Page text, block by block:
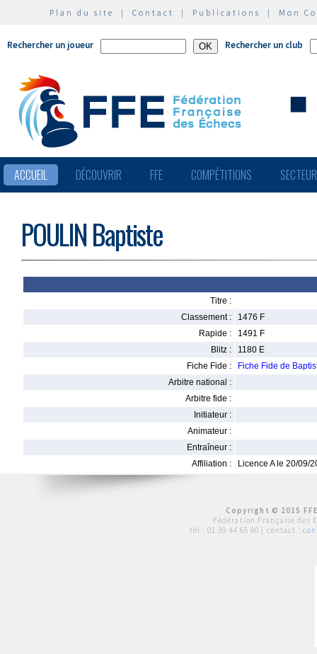
Plan du site | Contact | Publications | Mon
Rechercher un joueur Rechercher un club
ACCUEIL DÉCOUVRIR FFE COMPÉTITIONS
POULIN Baptiste
Titre :
Classement :
1476 F
Rapide :
1491 F
Blitz :
1180 E
Fiche Fide :
Fiche Fide de
Arbitre national :
Arbitre fide :
Initiateur :
Animateur :
Entraîneur :
Affiliation :
Licence A le 20/09/
Copyright © 2015
Fédération Française des
tél : 01 39 44 65 80 | contact :